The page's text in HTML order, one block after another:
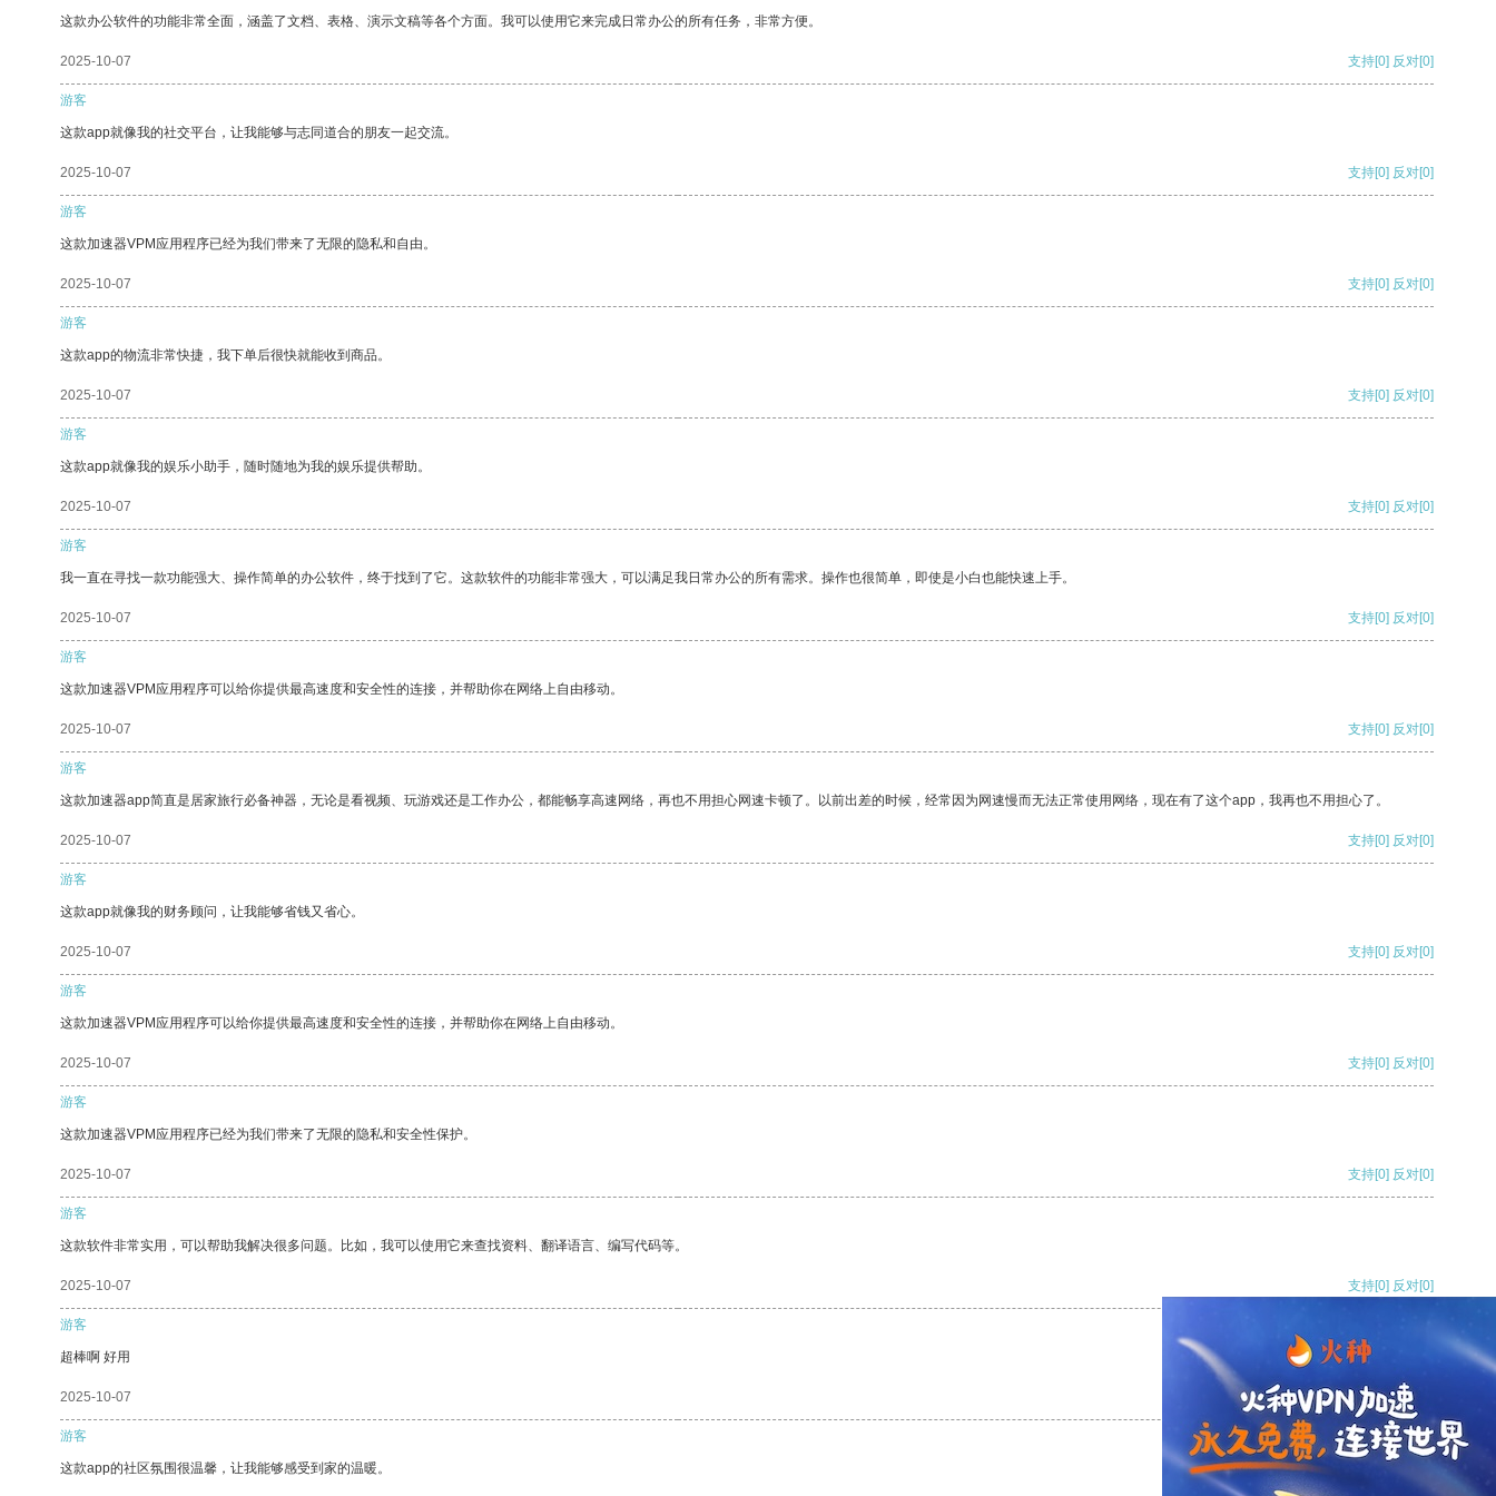
这款办公软件的功能非常全面，涵盖了文档、表格、演示文稿等各个方面。我可以使用它来完成日常办公的所有任务，非常方便。
2025-10-07 支持[0] 反对[0]
游客
这款app就像我的社交平台，让我能够与志同道合的朋友一起交流。
2025-10-07 支持[0] 反对[0]
游客
这款加速器VPM应用程序已经为我们带来了无限的隐私和自由。
2025-10-07 支持[0] 反对[0]
游客
这款app的物流非常快捷，我下单后很快就能收到商品。
2025-10-07 支持[0] 反对[0]
游客
这款app就像我的娱乐小助手，随时随地为我的娱乐提供帮助。
2025-10-07 支持[0] 反对[0]
游客
我一直在寻找一款功能强大、操作简单的办公软件，终于找到了它。这款软件的功能非常强大，可以满足我日常办公的所有需求。操作也很简单，即使是小白也能快速上手。
2025-10-07 支持[0] 反对[0]
游客
这款加速器VPM应用程序可以给你提供最高速度和安全性的连接，并帮助你在网络上自由移动。
2025-10-07 支持[0] 反对[0]
游客
这款加速器app简直是居家旅行必备神器，无论是看视频、玩游戏还是工作办公，都能畅享高速网络，再也不用担心网速卡顿了。以前出差的时候，经常因为网速慢而无法正常使用网络，现在有了这个app，我再也不用担心了。
2025-10-07 支持[0] 反对[0]
游客
这款app就像我的财务顾问，让我能够省钱又省心。
2025-10-07 支持[0] 反对[0]
游客
这款加速器VPM应用程序可以给你提供最高速度和安全性的连接，并帮助你在网络上自由移动。
2025-10-07 支持[0] 反对[0]
游客
这款加速器VPM应用程序已经为我们带来了无限的隐私和安全性保护。
2025-10-07 支持[0] 反对[0]
游客
这款软件非常实用，可以帮助我解决很多问题。比如，我可以使用它来查找资料、翻译语言、编写代码等。
2025-10-07 支持[0] 反对[0]
游客
超棒啊 好用
2025-10-07 支持[0] 反对
游客
这款app的社区氛围很温馨，让我能够感受到家的温暖。